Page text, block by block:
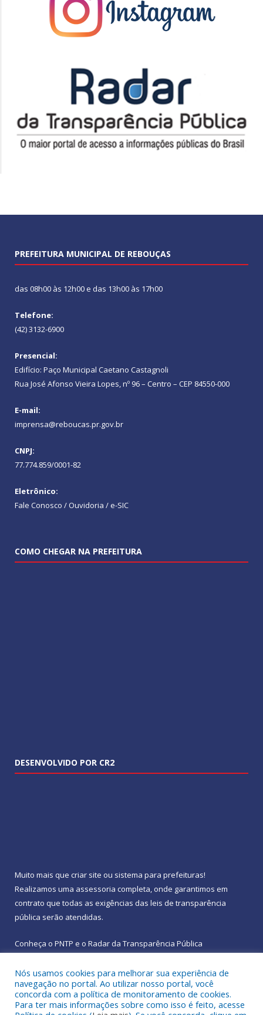
PREFEITURA MUNICIPAL DE REBOUÇAS
das 08h00 às 12h00 e das 13h00 às 17h00
Telefone:
(42) 3132-6900
Presencial:
Edifício: Paço Municipal Caetano Castagnoli
Rua José Afonso Vieira Lopes, nº 96 – Centro – CEP 84550-000
E-mail:
imprensa@reboucas.pr.gov.br
CNPJ:
77.774.859/0001-82
Eletrônico:
Fale Conosco / Ouvidoria / e-SIC
COMO CHEGAR NA PREFEITURA
DESENVOLVIDO POR CR2
Muito mais que criar site ou sistema para prefeituras!
Realizamos uma assessoria completa, onde garantimos em
contrato que todas as exigências das leis de transparência
pública serão atendidas.
Conheça o PNTP e o Radar da Transparência Pública
Todos os direitos reservados a Prefeitura Municipal de
Nós usamos cookies para melhorar sua experiência de
navegação no portal. Ao utilizar nosso portal, você
concorda com a política de monitoramento de cookies.
Para ter mais informações sobre como isso é feito, acesse